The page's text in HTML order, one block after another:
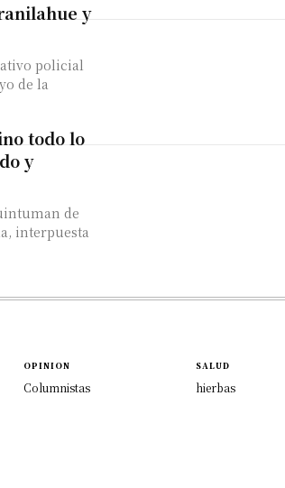
y
policial
de la
todo lo
y
de
interpuesta
OPINION
Columnistas
SALUD
hierbas